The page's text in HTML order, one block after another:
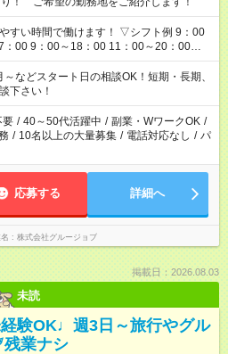
で働けます！ ▽シフト例 9：00
：00 9：00～18：00 11：00～20：00
業なし ■週3日～1日3h～
ても相談OK
などスタート日の相談OK！短期・長期、
下さい！
要 / 40～50代活躍中 / 副業・WワークOK /
/ 10名以上の大量募集 / 電話対応なし / パ
応募する 詳細へ
株式会社グルージョブ
掲載日：2026.08.03
未読
経験OK♩週3日～旅行やグル
業ナシ